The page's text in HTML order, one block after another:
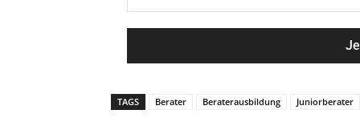
M
a
TAGS Berater Beraterausbildung Juniorberater